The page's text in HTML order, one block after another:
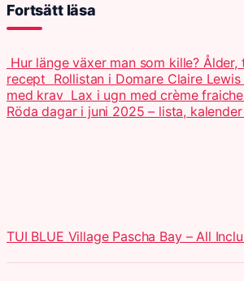
Fortsätt läsa
Hur länge växer man som kille?
recept Rollistan i Domare Claire
med krav Lax i ugn med crème
Röda dagar i juni 2025 – lista,
TUI BLUE Village Pascha Bay – All